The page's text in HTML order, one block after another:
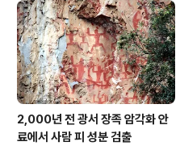
2,000년 전 광서 장족 암각화 안
료에서 사람 피 성분 검출